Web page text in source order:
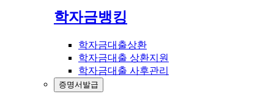
학자금뱅킹
학자금대출상환
학자금대출 상환지원
학자금대출 사후관리
증명서발급